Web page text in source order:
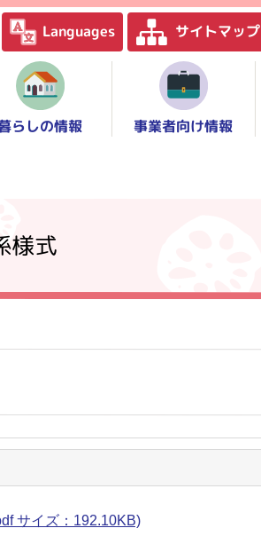
Languages サイトマップ
らしの情報 事業者向け情報
様式
サイズ：192.10KB)